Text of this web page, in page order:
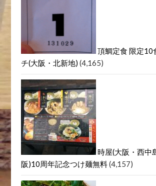
頂鯛定食 限定10
チ(大阪・北新地) (4,165)
時屋(大阪・西中
阪)10周年記念つけ麺無料(4,157)